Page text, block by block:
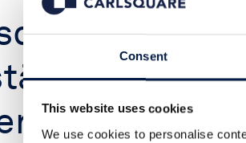
Consent
This website uses cookies
We use cookies to personalise
hat
Group